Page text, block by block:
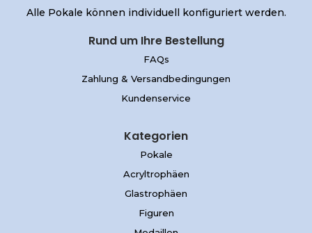
Alle Pokale können individuell konfiguriert werden.
Rund um Ihre Bestellung
FAQs
Zahlung & Versandbedingungen
Kundenservice
Kategorien
Pokale
Acryltrophäen
Glastrophäen
Figuren